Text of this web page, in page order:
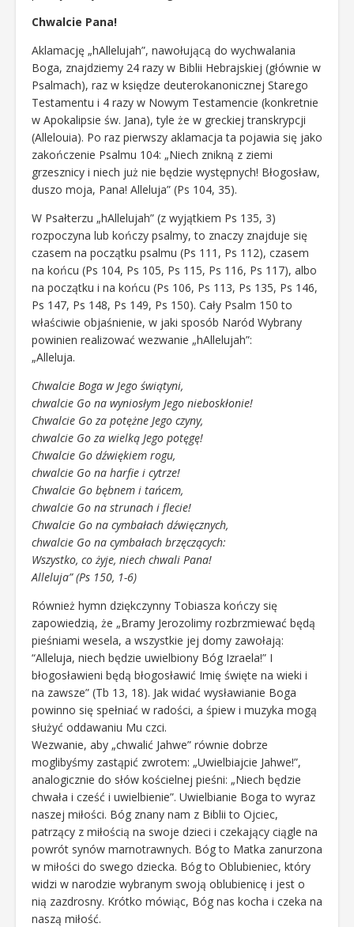
Chwalcie Pana!
Aklamację „hAllelujah”, nawołującą do wychwalania
Boga, znajdziemy 24 razy w Biblii Hebrajskiej (głównie w
Psalmach), raz w księdze deuterokanonicznej Starego
Testamentu i 4 razy w Nowym Testamencie (konkretnie
w Apokalipsie św. Jana), tyle że w greckiej transkrypcji
(Allelouia). Po raz pierwszy aklamacja ta pojawia się jako
zakończenie Psalmu 104: „Niech znikną z ziemi
grzesznicy i niech już nie będzie występnych! Błogosław,
duszo moja, Pana! Alleluja” (Ps 104, 35).
W Psałterzu „hAllelujah” (z wyjątkiem Ps 135, 3)
rozpoczyna lub kończy psalmy, to znaczy znajduje się
czasem na początku psalmu (Ps 111, Ps 112), czasem
na końcu (Ps 104, Ps 105, Ps 115, Ps 116, Ps 117), albo
na początku i na końcu (Ps 106, Ps 113, Ps 135, Ps 146,
Ps 147, Ps 148, Ps 149, Ps 150). Cały Psalm 150 to
właściwie objaśnienie, w jaki sposób Naród Wybrany
powinien realizować wezwanie „hAllelujah”:
„Alleluja.
Chwalcie Boga w Jego świątyni,
chwalcie Go na wyniosłym Jego nieboskłonie!
Chwalcie Go za potężne Jego czyny,
chwalcie Go za wielką Jego potęgę!
Chwalcie Go dźwiękiem rogu,
chwalcie Go na harfie i cytrze!
Chwalcie Go bębnem i tańcem,
chwalcie Go na strunach i flecie!
Chwalcie Go na cymbałach dźwięcznych,
chwalcie Go na cymbałach brzęczących:
Wszystko, co żyje, niech chwali Pana!
Alleluja” (Ps 150, 1-6)
Również hymn dziękczynny Tobiasza kończy się
zapowiedzią, że „Bramy Jerozolimy rozbrzmiewać będą
pieśniami wesela, a wszystkie jej domy zawołają:
“Alleluja, niech będzie uwielbiony Bóg Izraela!” I
błogosławieni będą błogosławić Imię święte na wieki i
na zawsze” (Tb 13, 18). Jak widać wysławianie Boga
powinno się spełniać w radości, a śpiew i muzyka mogą
służyć oddawaniu Mu czci.
Wezwanie, aby „chwalić Jahwe” równie dobrze
moglibyśmy zastąpić zwrotem: „Uwielbiajcie Jahwe!”,
analogicznie do słów kościelnej pieśni: „Niech będzie
chwała i cześć i uwielbienie”. Uwielbianie Boga to wyraz
naszej miłości. Bóg znany nam z Biblii to Ojciec,
patrzący z miłością na swoje dzieci i czekający ciągle na
powrót synów marnotrawnych. Bóg to Matka zanurzona
w miłości do swego dziecka. Bóg to Oblubieniec, który
widzi w narodzie wybranym swoją oblubienicę i jest o
nią zazdrosny. Krótko mówiąc, Bóg nas kocha i czeka na
naszą miłość.